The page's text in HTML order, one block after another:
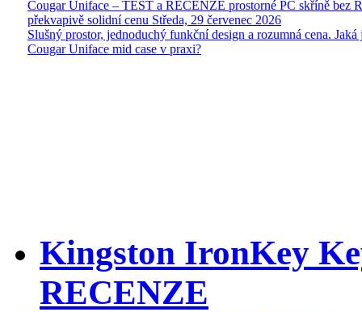
Cougar Uniface – TEST a RECENZE prostorné PC skříně bez
překvapivě solidní cenu Středa, 29 červenec 2026
Slušný prostor, jednoduchý funkční design a rozumná cena. Jaká
Cougar Uniface mid case v praxi?
Kingston IronKey
RECENZE